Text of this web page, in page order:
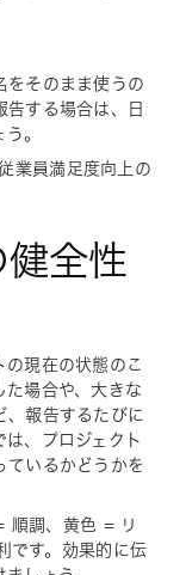
をそのまま使うの
告する場合は、日
。
業員満足度向上の
全性
の現在の状態のこ
た場合や、大きな
、報告するたびに
は、プロジェクト
ているかどうかを
順調、黄色 = リ
です。効果的に伝